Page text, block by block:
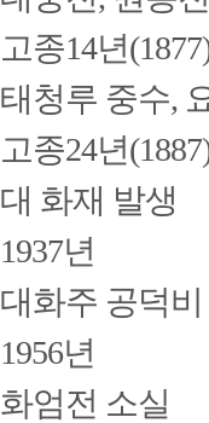
고종14년
태청루 중수,
고종24년
대 화재 발생
1937년
대화주 공덕비
1956년
화엄전 소실